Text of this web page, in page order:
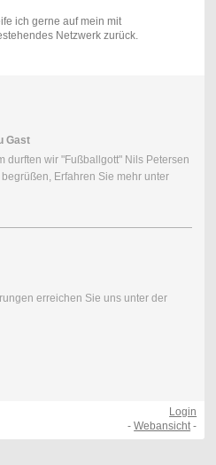
ich gerne auf mein mit
Netzwerk zurück.
Gast
durften wir "Fußballgott" Nils Petersen
Erfahren Sie mehr unter
erreichen Sie uns unter der
Login
-Webansicht-